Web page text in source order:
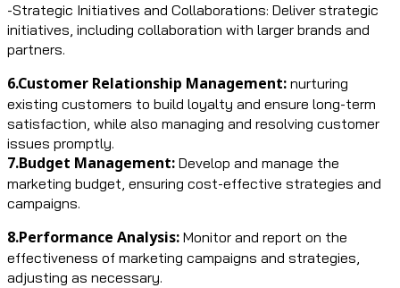
-Strategic Initiatives and Collaborations: Deliver strategic
initiatives, including collaboration with larger brands and
partners.
6.Customer Relationship Management: nurturing
existing customers to build loyalty and ensure long-term
satisfaction, while also managing and resolving customer
issues promptly.
7.Budget Management: Develop and manage the
marketing budget, ensuring cost-effective strategies and
campaigns.
8.Performance Analysis: Monitor and report on the
effectiveness of marketing campaigns and strategies,
adjusting as necessary.